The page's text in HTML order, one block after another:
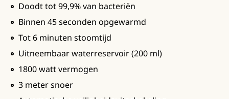
Doodt tot 99,9% van bacteriën
Binnen 45 seconden opgewarmd
Tot 6 minuten stoomtijd
Uitneembaar waterreservoir (200 ml)
1800 watt vermogen
3 meter snoer